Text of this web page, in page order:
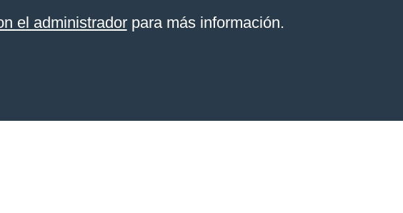
el administradorpara más información.